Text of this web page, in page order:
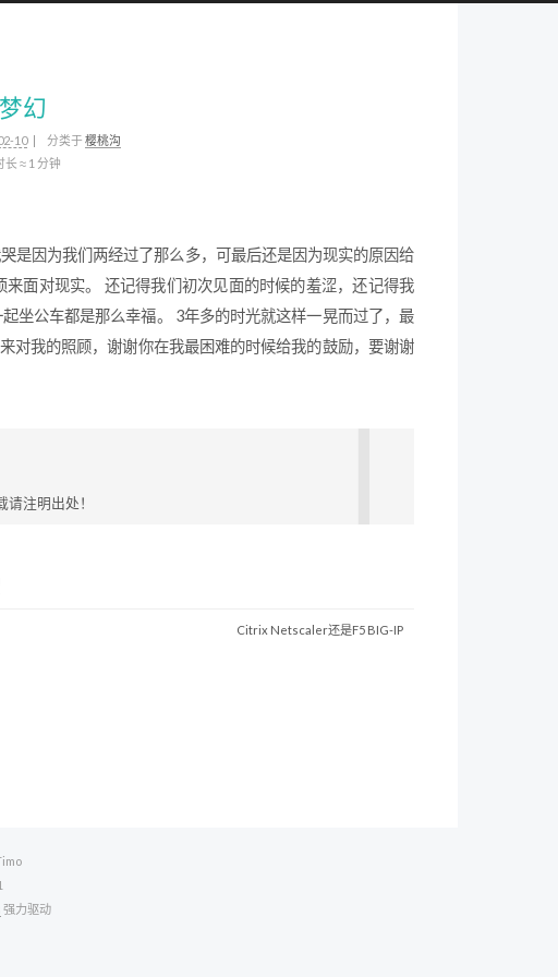
幻
10 分类于 樱桃沟
长 ≈ 1 分钟
是因为我们两经过了那么多，可最后还是因为现实的原因给
面对现实。 还记得我们初次见面的时候的羞涩，还记得我
坐公车都是那么幸福。 3年多的时光就这样一晃而过了，最
对我的照顾，谢谢你在我最困难的时候给我的鼓励，要谢谢
注明出处！
Citrix Netscaler还是F5 BIG-IP
强力驱动